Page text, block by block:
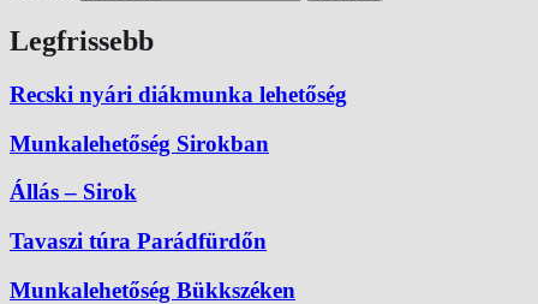
Legfrissebb
Recski nyári diákmunka lehetőség
Munkalehetőség Sirokban
Állás – Sirok
Tavaszi túra Parádfürdőn
Munkalehetőség Bükkszéken